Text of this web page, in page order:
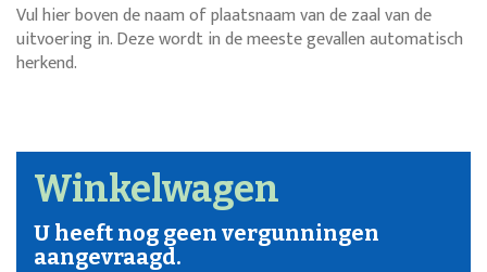
Vul hier boven de naam of plaatsnaam van de zaal van de
uitvoering in. Deze wordt in de meeste gevallen automatisch
herkend.
Winkelwagen
U heeft nog geen vergunningen
aangevraagd.